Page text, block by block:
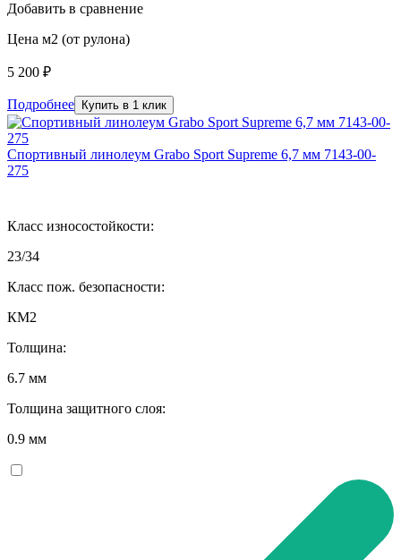
Добавить в сравнение
Цена м2 (от рулона)
5 200 ₽
Подробнее Купить в 1 клик
Спортивный линолеум Grabo Sport Supreme 6,7 мм 7143-00-
275
Класс износостойкости:
23/34
Класс пож. безопасности:
КМ2
Толщина:
6.7 мм
Толщина защитного слоя:
0.9 мм